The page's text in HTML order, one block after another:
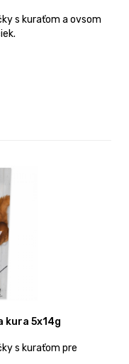
s kuraťom a ovsom
kura 5x14g
s kuraťom pre